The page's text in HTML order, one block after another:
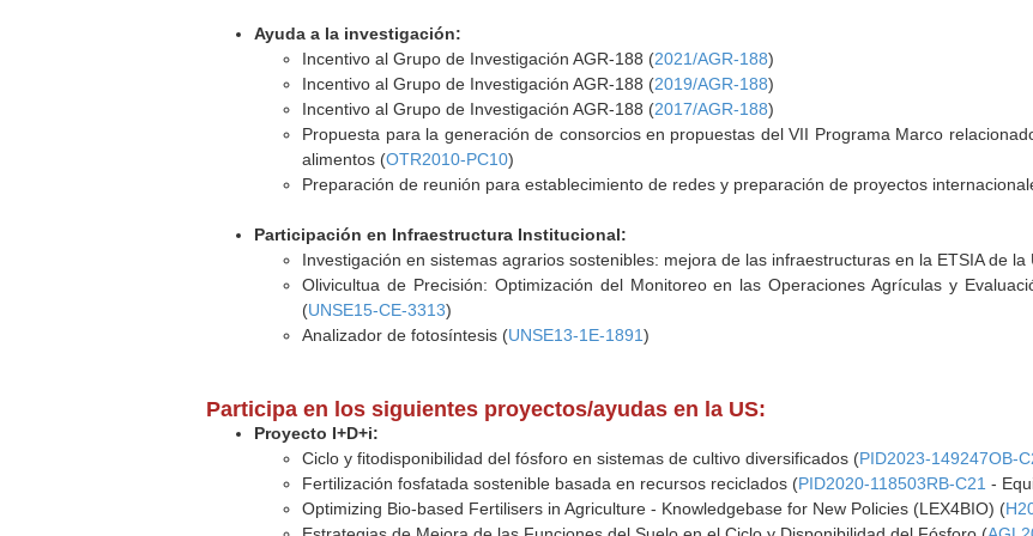
Ayuda a la investigación:
Incentivo al Grupo de Investigación AGR-188 (2021/AGR-188)
Incentivo al Grupo de Investigación AGR-188 (2019/AGR-188)
Incentivo al Grupo de Investigación AGR-188 (2017/AGR-188)
Propuesta para la generación de consorcios en propuestas del VII Programa Marco
alimentos (OTR2010-PC10)
Preparación de reunión para establecimiento de redes y preparación de proyectos
Participación en Infraestructura Institucional:
Investigación en sistemas agrarios sostenibles: mejora de las infraestructuras en la ETSIA de la
Olivicultua de Precisión: Optimización del Monitoreo en las Operaciones Agrículas y
(UNSE15-CE-3313)
Analizador de fotosíntesis (UNSE13-1E-1891)
Participa en los siguientes proyectos/ayudas en la US:
Proyecto I+D+i:
Ciclo y fitodisponibilidad del fósforo en sistemas de cultivo diversificados (PID2023-149247OB-
Fertilización fosfatada sostenible basada en recursos reciclados (PID2020-118503RB-C21 -
Optimizing Bio-based Fertilisers in Agriculture - Knowledgebase for New Policies (LEX4BIO) (